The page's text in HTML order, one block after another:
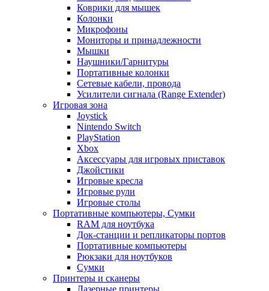
Коврики для мышек
Колонки
Микрофоны
Мониторы и принадлежности
Мышки
Наушники/Гарнитуры
Портативные колонки
Сетевые кабели, провода
Усилители сигнала (Range Extender)
Игровая зона
Joystick
Nintendo Switch
PlayStation
Xbox
Аксессуары для игровых приставок
Джойстики
Игровые кресла
Игровые рули
Игровые столы
Портативные компьютеры, Сумки
RAM для ноутбука
Док-станции и репликаторы портов
Портативные компьютеры
Рюкзаки для ноутбуков
Сумки
Принтеры и сканеры
Лазерные принтеры